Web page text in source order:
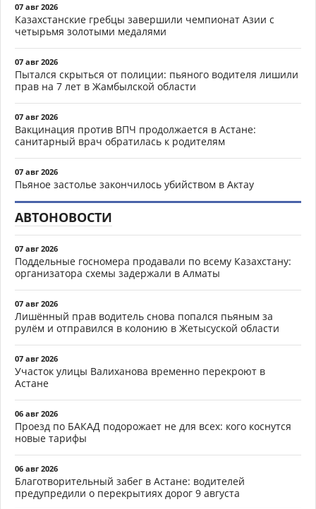
07 авг 2026
Казахстанские гребцы завершили чемпионат Азии с
четырьмя золотыми медалями
07 авг 2026
Пытался скрыться от полиции: пьяного водителя лишили
прав на 7 лет в Жамбылской области
07 авг 2026
Вакцинация против ВПЧ продолжается в Астане:
санитарный врач обратилась к родителям
07 авг 2026
Пьяное застолье закончилось убийством в Актау
АВТОНОВОСТИ
07 авг 2026
Поддельные госномера продавали по всему Казахстану:
организатора схемы задержали в Алматы
07 авг 2026
Лишённый прав водитель снова попался пьяным за
рулём и отправился в колонию в Жетысуской области
07 авг 2026
Участок улицы Валиханова временно перекроют в
Астане
06 авг 2026
Проезд по БАКАД подорожает не для всех: кого коснутся
новые тарифы
06 авг 2026
Благотворительный забег в Астане: водителей
предупредили о перекрытиях дорог 9 августа